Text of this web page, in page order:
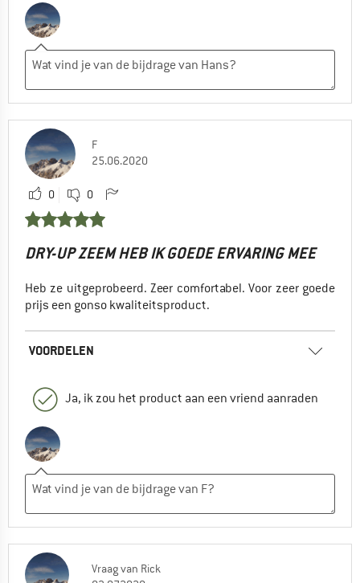
F
25.06.2020
0 0
DRY-UP ZEEM HEB IK GOEDE ERVARING MEE
Heb ze uitgeprobeerd. Zeer comfortabel. Voor zeer goede
prijs een gonso kwaliteitsproduct.
VOORDELEN
Ja, ik zou het product aan een vriend aanraden
Vraagvan Rick